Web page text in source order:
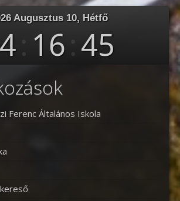
Augusztus 10, Hétfő
: 16:46
Ferenc Általános Iskola